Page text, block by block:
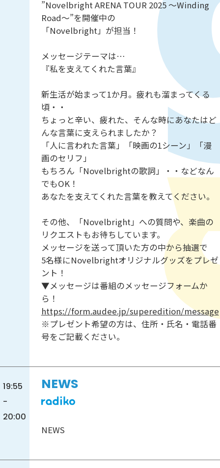
”Novelbright ARENA TOUR 2025 ～Winding
Road～”を開催中の
「Novelbright」が担当！
メッセージテーマは…
『私を支えてくれた言葉』
新生活が始まって1か月。疲れも溜まってくる
頃・・
ちょっと辛い、疲れた、そんな時にあなたはど
んな言葉に支えられましたか？
「人に言われた言葉」「映画の1シーン」「漫
画のセリフ」
もちろん「Novelbrightの歌詞」・・などなん
でもOK！
あなたを支えてくれた言葉を教えてください。
その他、「Novelbright」への質問や、楽曲の
リクエストもお待ちしています。
メッセージを送って頂いた方の中から抽選で
5名様にNovelbrightオリジナルグッズをプレゼ
ント！
▼メッセージは番組のメッセージフォームか
ら！
https://form.audee.jp/superedition/message
※プレゼント希望の方は、住所・氏名・電話番
号をご記載ください。
19:55
-
20:00
NEWS
NEWS